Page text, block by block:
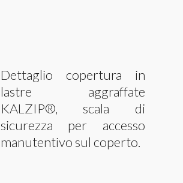
Dettaglio copertura in
lastre aggraffate
KALZIP®, scala di
sicurezza per accesso
manutentivo sul coperto.